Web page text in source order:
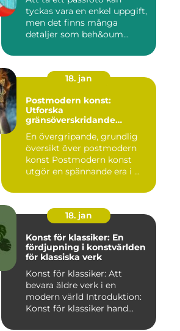
tyckas vara en enkel uppgift,
men det finns många
detaljer som beh&oum...
18. jan
Postmodern konst:
Utforska
gränsöverskridande
En övergripande, grundlig
översikt över postmodern
konst Postmodern konst
utgör en spännande era i ...
18. jan
Konst för klassiker: En
fördjupning i konstvärlden
för klassiska verk
Konst för klassiker: Att
bevara äldre verk i en
modern värld Introduktion:
Konst för klassiker hand...